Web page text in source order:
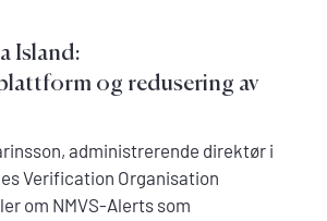
Island:
og redusering av
administrerende direktør i
Verification Organisation
om NMVS-Alerts som